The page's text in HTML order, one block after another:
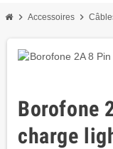
chevron_right Accessoires chevron_right
Borofone
charge